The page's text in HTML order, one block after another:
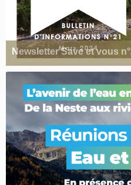
Newsletter Save et vous